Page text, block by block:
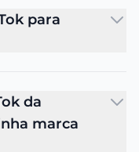
para
da
marca